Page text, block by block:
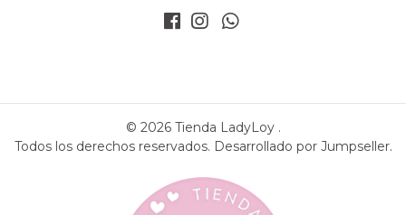
© 2026 Tienda LadyLoy .
Todos los derechos reservados. Desarrollado por Jumpseller.